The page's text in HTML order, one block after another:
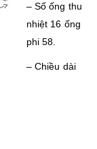
– Số ống thu
nhiệt 16 ống
phi 58.
– Chiều dài